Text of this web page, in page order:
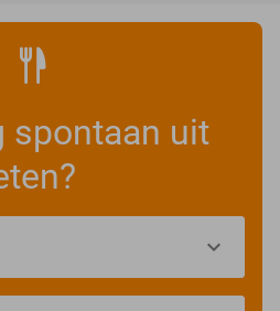
spontaan uit